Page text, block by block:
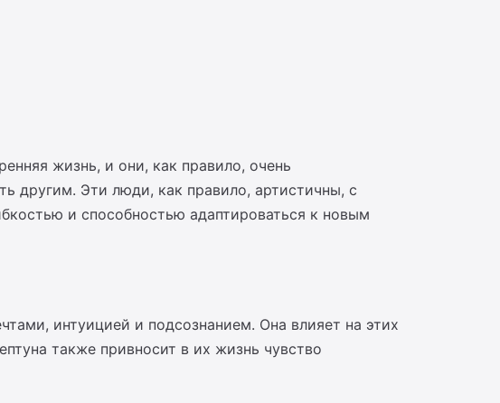
жизнь, и они, как правило, очень
другим. Эти люди, как правило, артистичны, с
и способностью адаптироваться к новым
интуицией и подсознанием. Она влияет на этих
также привносит в их жизнь чувство